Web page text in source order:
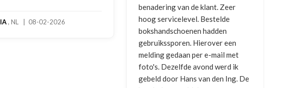
hoog servicelevel. Bestelde
ontvangen
NICO VERMUNICHT, BE | 29-01-
2026